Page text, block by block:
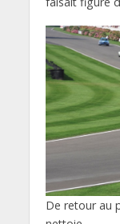
De retour au